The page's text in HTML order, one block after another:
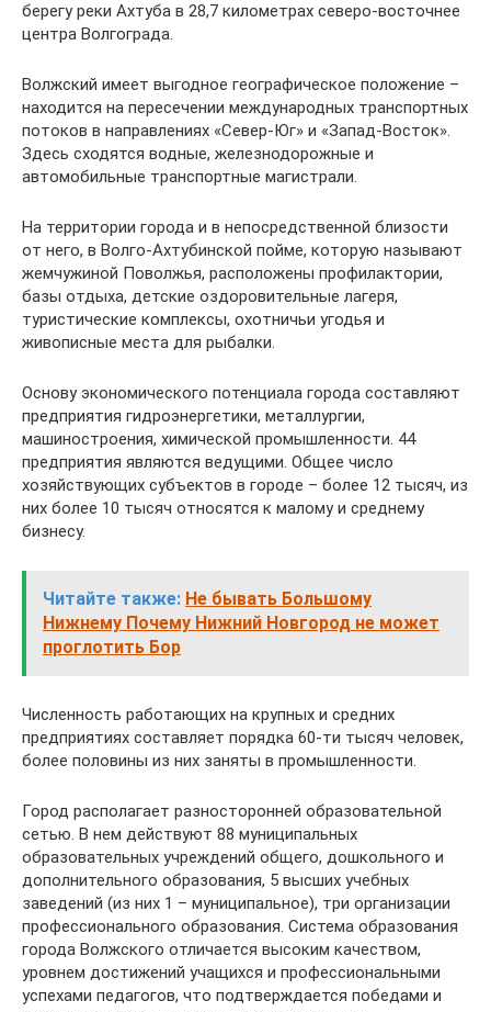
берегу реки Ахтуба в 28,7 километрах северо-восточнее
центра Волгограда.
Волжский имеет выгодное географическое положение –
находится на пересечении международных транспортных
потоков в направлениях «Север-Юг» и «Запад-Восток».
Здесь сходятся водные, железнодорожные и
автомобильные транспортные магистрали.
На территории города и в непосредственной близости
от него, в Волго-Ахтубинской пойме, которую называют
жемчужиной Поволжья, расположены профилактории,
базы отдыха, детские оздоровительные лагеря,
туристические комплексы, охотничьи угодья и
живописные места для рыбалки.
Основу экономического потенциала города составляют
предприятия гидроэнергетики, металлургии,
машиностроения, химической промышленности. 44
предприятия являются ведущими. Общее число
хозяйствующих субъектов в городе – более 12 тысяч, из
них более 10 тысяч относятся к малому и среднему
бизнесу.
Читайте также: Не бывать Большому
Нижнему Почему Нижний Новгород не может
проглотить Бор
Численность работающих на крупных и средних
предприятиях составляет порядка 60-ти тысяч человек,
более половины из них заняты в промышленности.
Город располагает разносторонней образовательной
сетью. В нем действуют 88 муниципальных
образовательных учреждений общего, дошкольного и
дополнительного образования, 5 высших учебных
заведений (из них 1 – муниципальное), три организации
профессионального образования. Система образования
города Волжского отличается высоким качеством,
уровнем достижений учащихся и профессиональными
успехами педагогов, что подтверждается победами и